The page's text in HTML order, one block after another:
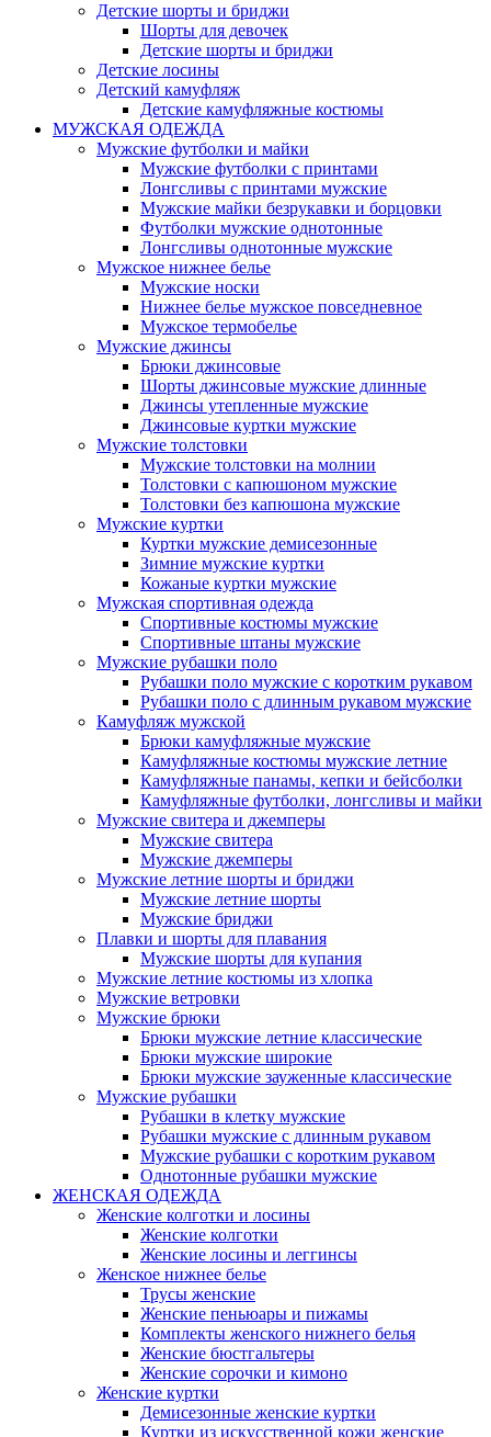
Детские шорты и бриджи
Шорты для девочек
Детские шорты и бриджи
Детские лосины
Детский камуфляж
Детские камуфляжные костюмы
МУЖСКАЯ ОДЕЖДА
Мужские футболки и майки
Мужские футболки с принтами
Лонгсливы с принтами мужские
Мужские майки безрукавки и борцовки
Футболки мужские однотонные
Лонгсливы однотонные мужские
Мужское нижнее белье
Мужские носки
Нижнее белье мужское повседневное
Мужское термобелье
Мужские джинсы
Брюки джинсовые
Шорты джинсовые мужские длинные
Джинсы утепленные мужские
Джинсовые куртки мужские
Мужские толстовки
Мужские толстовки на молнии
Толстовки с капюшоном мужские
Толстовки без капюшона мужские
Мужские куртки
Куртки мужские демисезонные
Зимние мужские куртки
Кожаные куртки мужские
Мужская спортивная одежда
Спортивные костюмы мужские
Спортивные штаны мужские
Мужские рубашки поло
Рубашки поло мужские с коротким рукавом
Рубашки поло с длинным рукавом мужские
Камуфляж мужской
Брюки камуфляжные мужские
Камуфляжные костюмы мужские летние
Камуфляжные панамы, кепки и бейсболки
Камуфляжные футболки, лонгсливы и майки
Мужские свитера и джемперы
Мужские свитера
Мужские джемперы
Мужские летние шорты и бриджи
Мужские летние шорты
Мужские бриджи
Плавки и шорты для плавания
Мужские шорты для купания
Мужские летние костюмы из хлопка
Мужские ветровки
Мужские брюки
Брюки мужские летние классические
Брюки мужские широкие
Брюки мужские зауженные классические
Мужские рубашки
Рубашки в клетку мужские
Рубашки мужские с длинным рукавом
Мужские рубашки с коротким рукавом
Однотонные рубашки мужские
ЖЕНСКАЯ ОДЕЖДА
Женские колготки и лосины
Женские колготки
Женские лосины и леггинсы
Женское нижнее белье
Трусы женские
Женские пеньюары и пижамы
Комплекты женского нижнего белья
Женские бюстгальтеры
Женские сорочки и кимоно
Женские куртки
Демисезонные женские куртки
Куртки из искусственной кожи женские